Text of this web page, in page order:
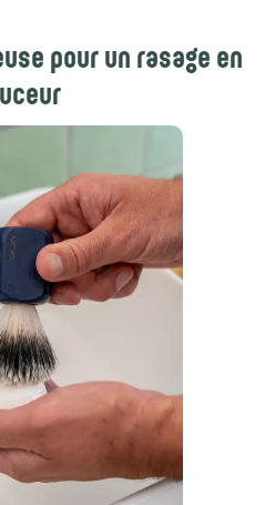
pour un rasage en